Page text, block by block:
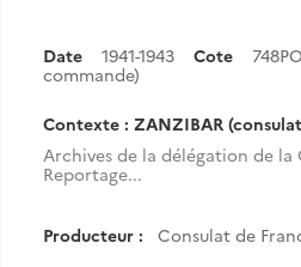
Date 1941-1943 Cote
commande)
Contexte : ZANZIBAR
Archives de la délégation de la
Reportage...
Producteur : Consulat de